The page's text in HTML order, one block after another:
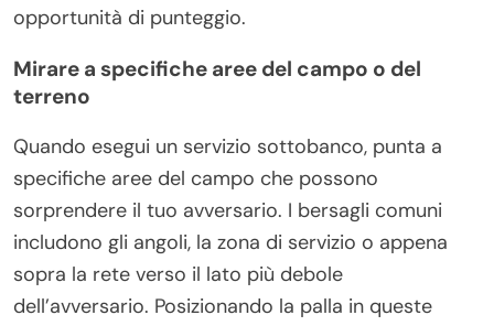
opportunità di punteggio.
Mirare a specifiche aree del campo o del
terreno
Quando esegui un servizio sottobanco, punta a
specifiche aree del campo che possono
sorprendere il tuo avversario. I bersagli comuni
includono gli angoli, la zona di servizio o appena
sopra la rete verso il lato più debole
dell’avversario. Posizionando la palla in queste